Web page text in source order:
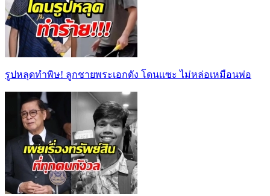
รูปหลุดทำพิษ! ลูกชายพระเอกดัง โดนเเซะ ไม่หล่อเหมือนพ่อ